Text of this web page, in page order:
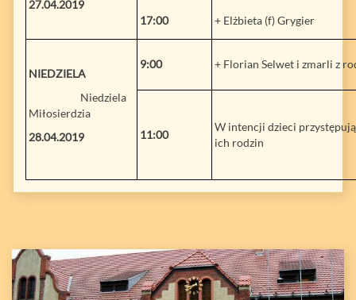
27.04.2019
17:00 + Elżbieta (f) Grygier
NIEDZIELA
Niedziela
Miłosierdzia
28.04.2019
9:00 + Florian Selwet i zmarli z
11:00
W intencji dzieci
ich rodzin